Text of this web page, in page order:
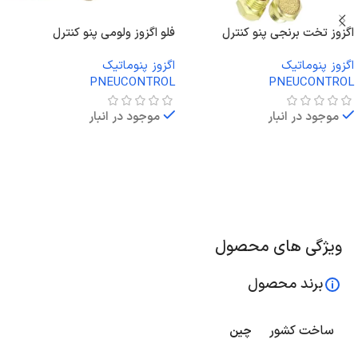
اگزوز تخت برنجی پنو کنترل
اگزوز پنوماتیک
PNEUCONTROL
موجود در انبار
فلو اگزوز ولومی پنو کنترل
اگزوز پنوماتیک
PNEUCONTROL
موجود در انبار
ویژگی های محصول
برند محصول
ساخت کشور چین